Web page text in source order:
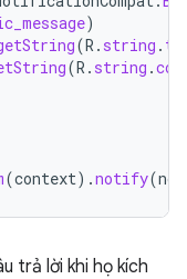
)
(R . string .
(R . string .
(context).notify(
trả lời khi họ kích